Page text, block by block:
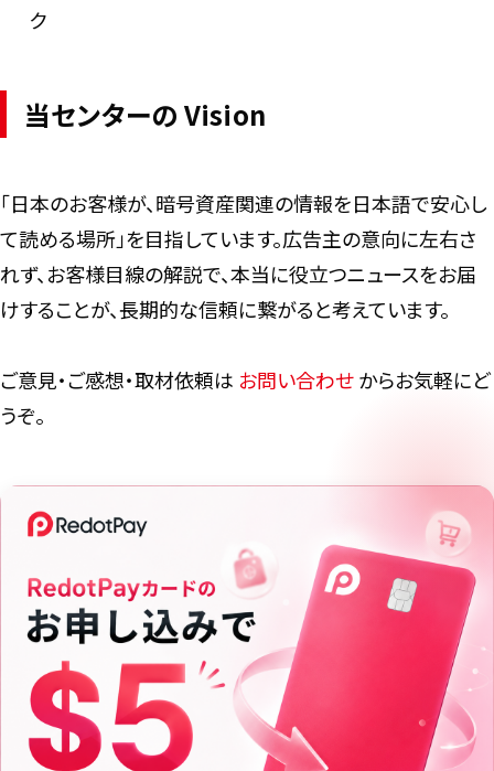
ク
当センターの Vision
「日本のお客様が、暗号資産関連の情報を日本語で安心し
て読める場所」を目指しています。広告主の意向に左右さ
れず、お客様目線の解説で、本当に役立つニュースをお届
けすることが、長期的な信頼に繋がると考えています。
ご意見・ご感想・取材依頼は お問い合わせからお気軽にど
うぞ。